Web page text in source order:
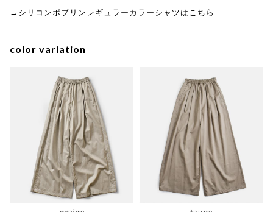
→シリコンポプリンレギュラーカラーシャツはこちら
color variation